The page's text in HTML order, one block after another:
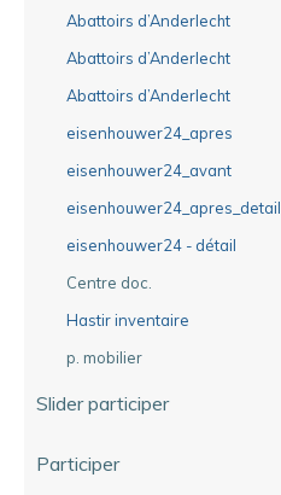
Abattoirs d’Anderlecht
Abattoirs d’Anderlecht
Abattoirs d’Anderlecht
eisenhouwer24_apres
eisenhouwer24_avant
eisenhouwer24_apres_detail
eisenhouwer24 - détail
Centre doc.
Hastir inventaire
p. mobilier
Slider participer
Participer